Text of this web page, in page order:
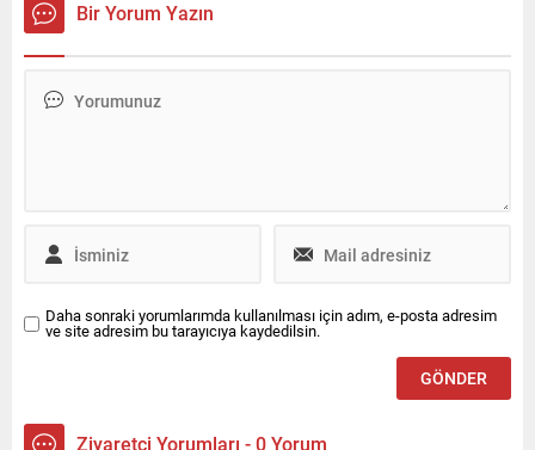
daha önce suyu
kahverengiye döndüğü
görülen kirlilikle gündeme
büyük bir kısmı siyaha
Bir Yorum Yazın
Daha sonraki yorumlarımda kullanılması için adım, e-posta adresim
ve site adresim bu tarayıcıya kaydedilsin.
Ziyaretçi Yorumları - 0 Yorum